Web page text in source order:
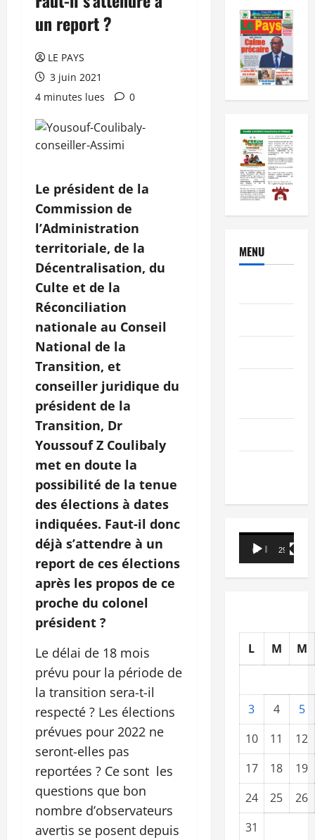
un report ?
LE PAYS
3 juin 2021
4 minutes lues
0
Le président de la
Commission de
l’Administration
territoriale, de la
Décentralisation, du
Culte et de la
Réconciliation
nationale au Conseil
National de la
Transition, et
conseiller juridique du
président de la
Transition, Dr
Youssouf Z Coulibaly
met en doute la
possibilité de la tenue
des élections à dates
indiquées. Faut-il donc
déjà s’attendre à un
report de ces élections
après les propos de ce
proche du colonel
président ?
Le délai de 18 mois
prévu pour la période de
la transition sera-t-il
respecté ? Les élections
prévues pour 2022 ne
seront-elles pas
reportées ? Ce sont les
questions que bon
nombre d’observateurs
avertis se posent depuis
MENU
Lecteur
vidéo
00:00 29:21
L M M
3 4
5
10
11
12
17
18
19
24
25
26
31